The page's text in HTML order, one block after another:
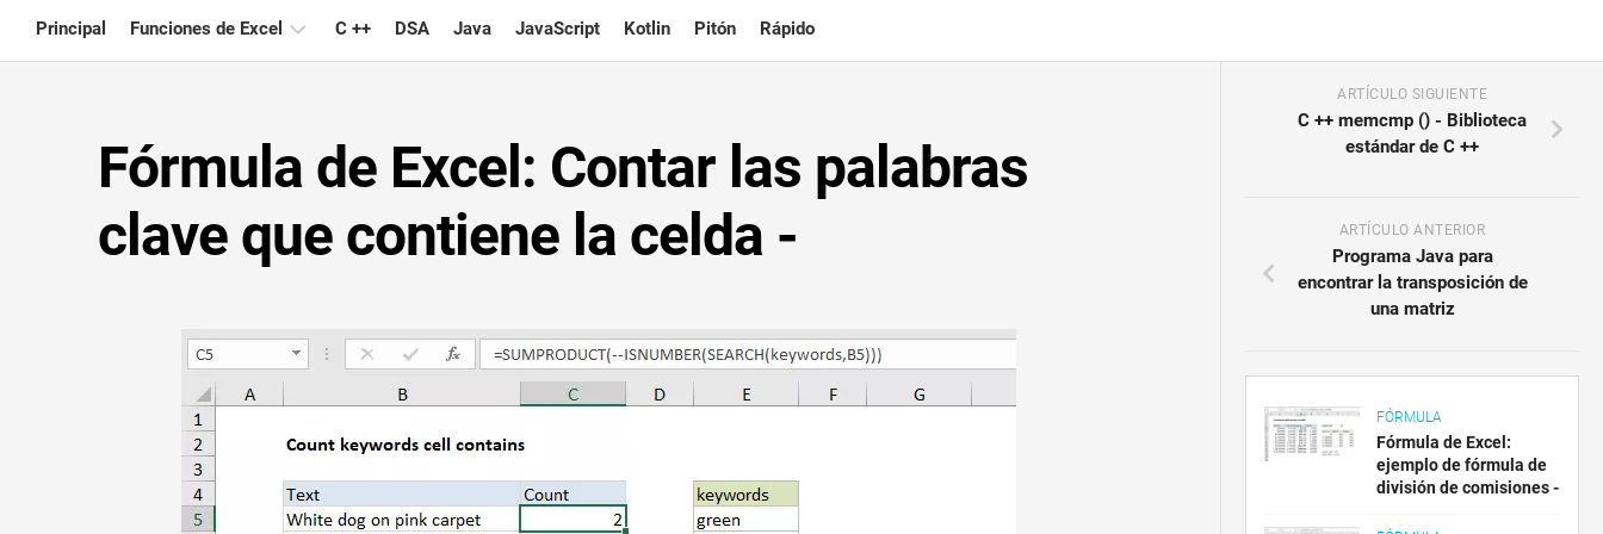
content
Principal Funciones de Excel
Consejos
de
Fórmula
Atajos
teclado
Lecciones
Noticias
C ++ DSA Java JavaScript Kotlin Pitón Rápido
Fórmula de Excel: Contar las palabras
clave que contiene la celda -
ARTÍCULO SIGUIENTE
C ++ memcmp () - Biblioteca
estándar de C ++
ARTÍCULO ANTERIOR
Programa Java para
encontrar la transposición de
una matriz
FÓRMULA
Fórmula de Excel:
ejemplo de fórmula de
división de comisiones -